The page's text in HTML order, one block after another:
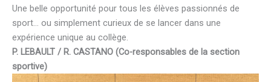
Une belle opportunité pour tous les élèves passionnés de
sport… ou simplement curieux de se lancer dans une
expérience unique au collège.
P. LEBAULT / R. CASTANO (Co-responsables de la section
sportive)